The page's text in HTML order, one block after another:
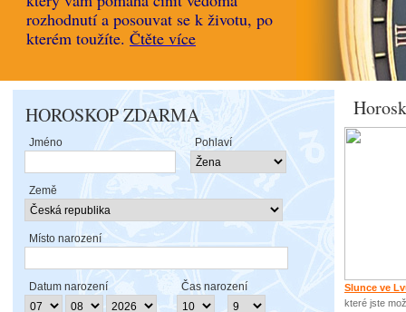
rozhodnutí a posouvat se k životu, po
kterém toužíte. Čtěte více
HOROSKOP ZDARMA
Jméno Pohlaví
Země
Místo narození
Datum narození Čas narození
Slunce ve
které jste